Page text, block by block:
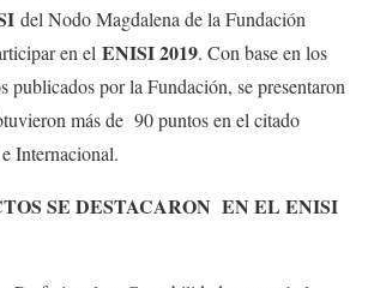
del Nodo Magdalena de la Fundación
en el ENISI 2019. Con base en los
publicados por la Fundación, se presentaron
más de 90 puntos en el citado
Internacional.
SE DESTACARON EN EL ENISI